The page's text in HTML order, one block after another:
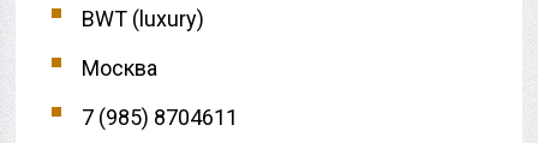
BWT (luxury)
Москва
7 (985) 8704611